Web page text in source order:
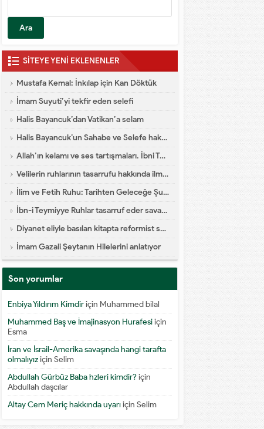
SİTEYE YENİ EKLENENLER
Mustafa Kemal: İnkılap için Kan Döktük
İmam Suyuti’yi tekfir eden selefi
Halis Bayancuk’dan Vatikan’a selam
Halis Bayancuk’un Sahabe ve Selefe hakareti
Allah’ın kelamı ve ses tartışmaları. İbni Teymiyye dalaleti
Velilerin ruhlarının tasarrufu hakkında ilmi yazı
İlim ve Fetih Ruhu: Tarihten Geleceğe Şuur Köprüsü
İbn-i Teymiyye Ruhlar tasarruf eder savaşa katılır diyor
Diyanet eliyle basılan kitapta reformist skandal
İmam Gazali Şeytanın Hilelerini anlatıyor
Son yorumlar
Enbiya Yıldırım Kimdiriçin Muhammed bilal
Muhammed Baş ve İmajinasyon Hurafesiiçin
Esma
İran ve İsrail-Amerika savaşında hangi tarafta
olmalıyıziçin Selim
Abdullah Gürbüz Baba hzleri kimdir?için
Abdullah daşcılar
Altay Cem Meriç hakkında uyarıiçin Selim